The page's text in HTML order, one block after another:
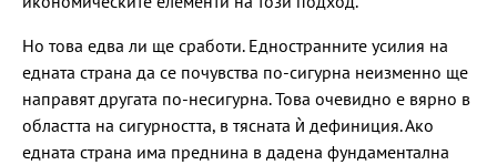
Но това едва ли ще сработи. Едностранните усилия на
едната страна да се почувства по-сигурна неизменно ще
направят другата по-несигурна. Това очевидно е вярно в
областта на сигурността, в тясната ѝ дефиниция. Ако
едната страна има преднина в дадена фундаментална